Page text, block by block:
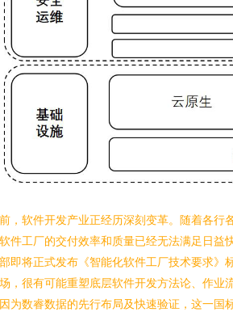
，软件开发产业正经历深刻变革。随着各行
件工厂的交付效率和质量已经无法满足日益
即将正式发布《智能化软件工厂技术要求》
，很有可能重塑底层软件开发方法论、作业
为数睿数据的先行布局及快速验证，这一国